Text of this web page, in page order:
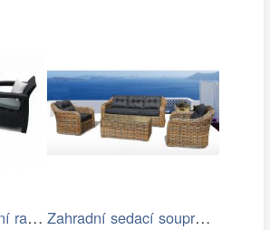
DEOKORK Zahradní ratanová sestava CORFU… Zahradní sedací souprava RICHMOND…